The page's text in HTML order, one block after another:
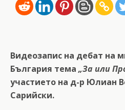
Видеозапис на дебат на
България тема „За или
участието на д-р Юлиан
Сарийски.